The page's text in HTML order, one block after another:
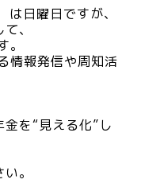
は日曜日ですが、
、
情報発信や周知活
を“見える化”し
。